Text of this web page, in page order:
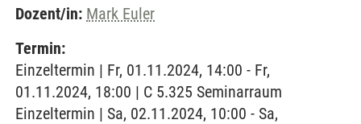
Dozent/in: Mark Euler
Termin:
Einzeltermin | Fr, 01.11.2024, 14:00 - Fr,
01.11.2024, 18:00 | C 5.325 Seminarraum
Einzeltermin | Sa, 02.11.2024, 10:00 - Sa,